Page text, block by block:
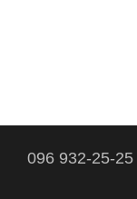
096 932-25-25